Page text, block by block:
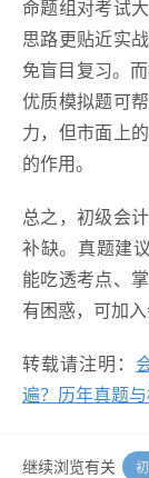
命题组对考试
思路更贴近实
免盲目复习。
优质模拟题可
力，但市面上
的作用。
总之，初级会
补缺。真题建
能吃透考点、
有困惑，可加
转载请注明：
遍？历年真题
继续浏览有关